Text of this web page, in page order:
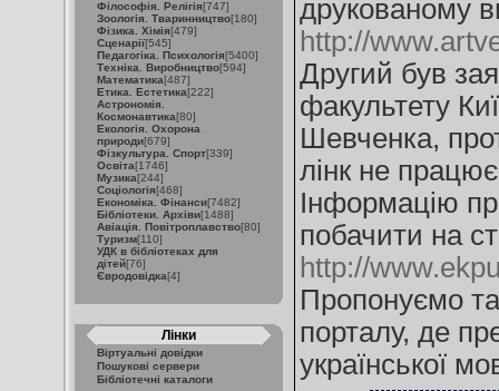
Філософія. Релігія[747]
Зоологія. Тваринництво[180]
Фізика. Хімія[479]
Сценарії[545]
Педагогіка. Психологія[5400]
Техніка. Виробництво[594]
Математика[487]
Етика. Естетика[222]
Астрономія.
Космонавтика[80]
Екологія. Охорона
природи[679]
Фізкультура. Спорт[339]
Освіта[1746]
Музика[244]
Соціологія[468]
Економіка. Фінанси[7482]
Бібліотеки. Архіви[1488]
Авіація. Повітроплавство[80]
Туризм[110]
УДК в бібліотеках для
дітей[76]
Євродовідка[4]
Лінки
Віртуальні довідки
Пошукові сервери
Бібліотечні каталоги
друкованому
http://
Другий був
факультету
Шевченка,
лінк не
Інформацію
побачити на
http://
Пропонуємо
порталу, де
української